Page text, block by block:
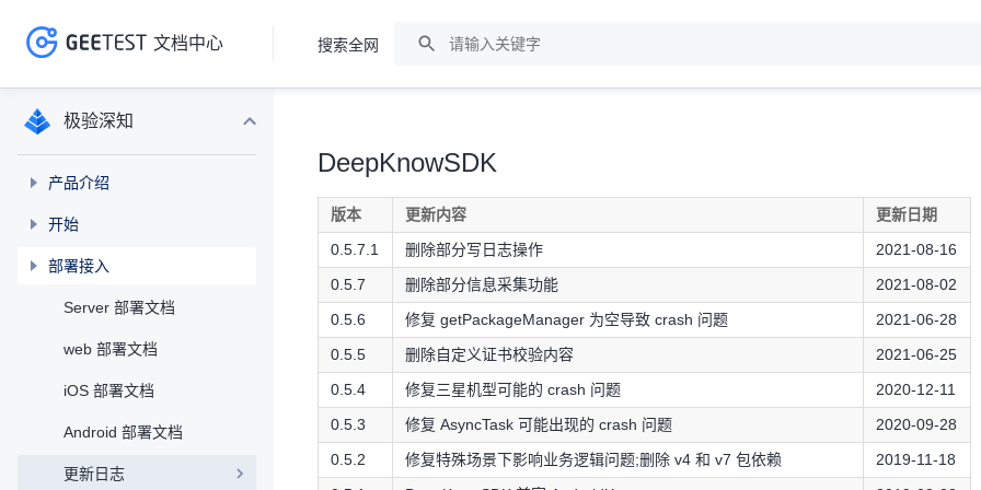
文档中心 搜索全网
DeepKnowSDK
版本 更新内容
更新日期
0.5.7.1
删除部分写日志操作
2021-08-16
0.5.7
删除部分信息采集功能
2021-08-02
0.5.6
修复 getPackageManager 为空导致 crash 问题
2021-06-28
0.5.5
删除自定义证书校验内容
2021-06-25
0.5.4
修复三星机型可能的 crash 问题
2020-12-11
0.5.3
修复 AsyncTask 可能出现的 crash 问题
2020-09-28
0.5.2
修复特殊场景下影响业务逻辑问题;删除 v4 和 v7 包依赖
2019-11-18
极验深知
产品介绍
开始
部署接入
Server 部署文档
web 部署文档
iOS 部署文档
Android 部署文档
更新日志